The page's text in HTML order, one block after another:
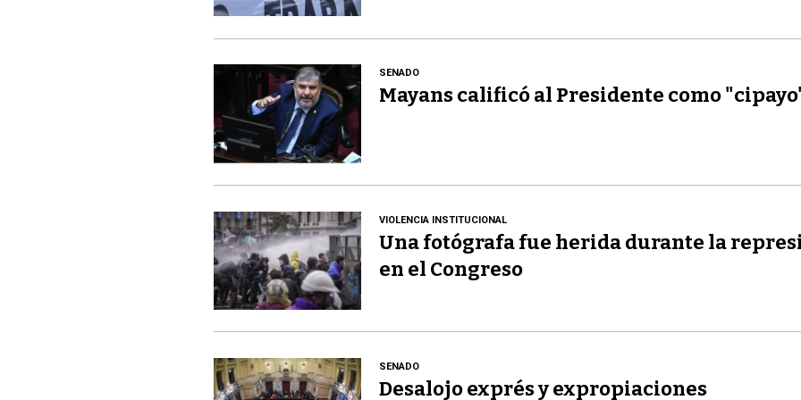
SENADO
Mayans calificó al Presidente como
VIOLENCIA INSTITUCIONAL
Una fotógrafa fue herida durante la
en el Congreso
SENADO
Desalojo exprés y expropiaciones